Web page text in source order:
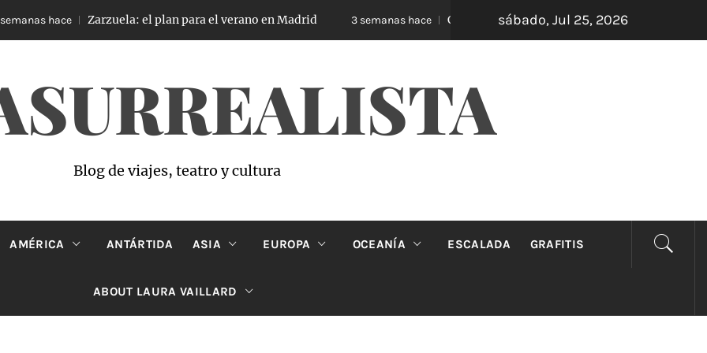
Zarzuela: el plan para el verano en Madrid 3 semanas hace Oveja Negra: el unipersonal que se ríe de los mandatos
sábado, Jul 25, 2026
Blog de viajes, teatro y cultura
AMÉRICA ANTÁRTIDA ASIA EUROPA OCEANÍA ESCALADA GRAFITIS
ABOUT LAURA VAILLARD